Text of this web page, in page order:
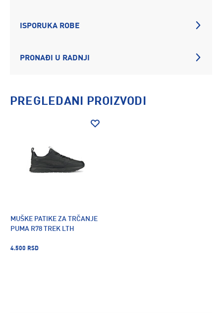
ISPORUKA ROBE
PRONAĐI U RADNJI
PREGLEDANI PROIZVODI
MUŠKE PATIKE ZA TRČANJE
PUMA R78 TREK LTH
4.500 RSD